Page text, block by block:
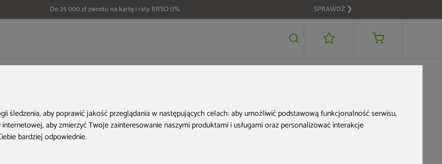
śledzenia, aby poprawić jakość przeglądania w następujących celach:aby umożliwić podstawową funkcjonalność serwisu,
internetowej,aby zmierzyć Twoje zainteresowanie naszymi produktami i usługami oraz personalizować interakcje
bardziej odpowiednie.
Do 25 000 zł zwrotu na kartę i raty RRSO 0% SPRAWDŹ ❯
5 999 zł DODAJ DO KOSZYKA